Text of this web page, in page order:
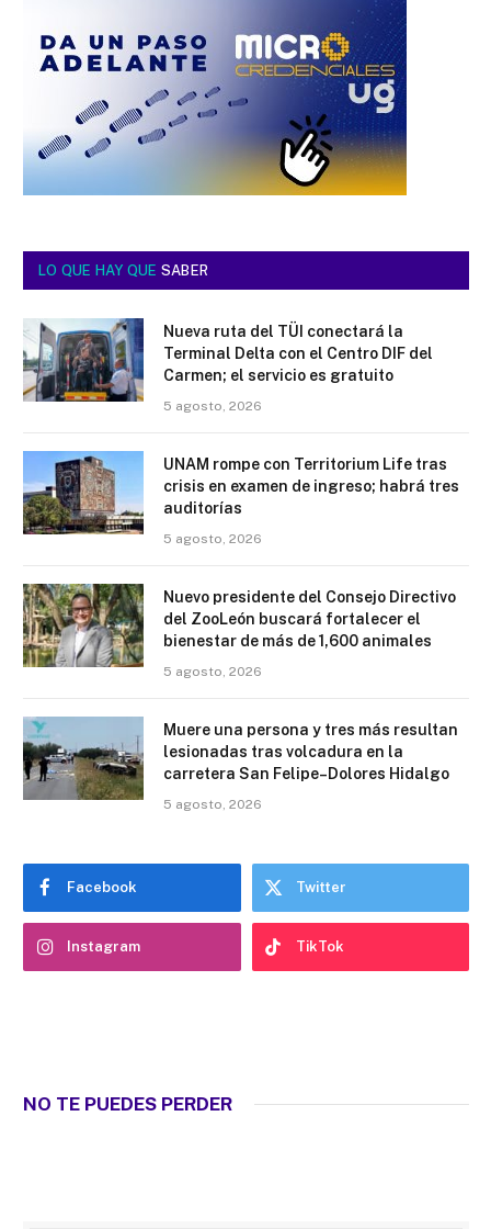
LO QUE HAY QUE SABER
Nueva ruta del TÜI conectará la
Terminal Delta con el Centro DIF del
Carmen; el servicio es gratuito
5 agosto, 2026
UNAM rompe con Territorium Life tras
crisis en examen de ingreso; habrá tres
auditorías
5 agosto, 2026
Nuevo presidente del Consejo Directivo
del ZooLeón buscará fortalecer el
bienestar de más de 1,600 animales
5 agosto, 2026
Muere una persona y tres más resultan
lesionadas tras volcadura en la
carretera San Felipe–Dolores Hidalgo
5 agosto, 2026
Facebook Twitter
Instagram TikTok
NO TE PUEDES PERDER